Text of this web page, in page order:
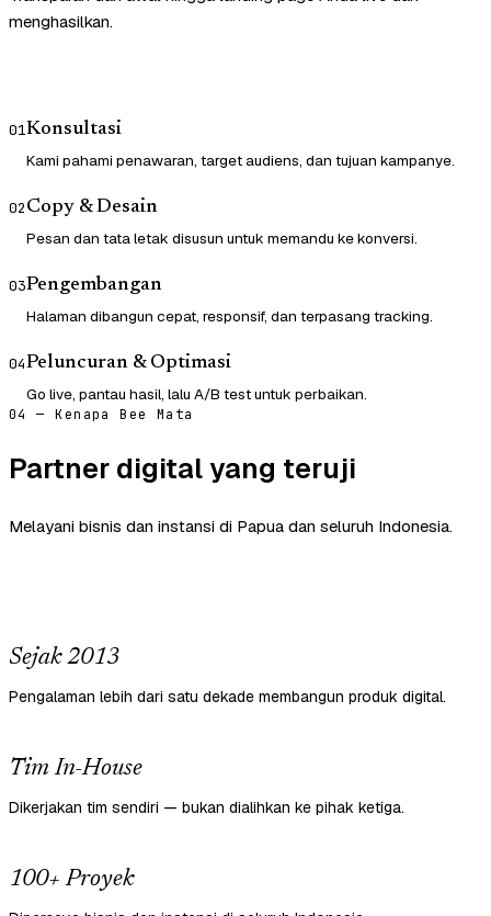
menghasilkan.
01Konsultasi
Kami pahami penawaran, target audiens, dan tujuan kampanye.
02Copy & Desain
Pesan dan tata letak disusun untuk memandu ke konversi.
03Pengembangan
Halaman dibangun cepat, responsif, dan terpasang tracking.
04Peluncuran & Optimasi
Go live, pantau hasil, lalu A/B test untuk perbaikan.
04 — Kenapa Bee Mata
Partner digital yang teruji
Melayani bisnis dan instansi di Papua dan seluruh Indonesia.
Sejak 2013
Pengalaman lebih dari satu dekade membangun produk digital.
Tim In-House
Dikerjakan tim sendiri — bukan dialihkan ke pihak ketiga.
100+ Proyek